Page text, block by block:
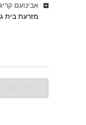
אבינועם קריגר
מזרעת בית